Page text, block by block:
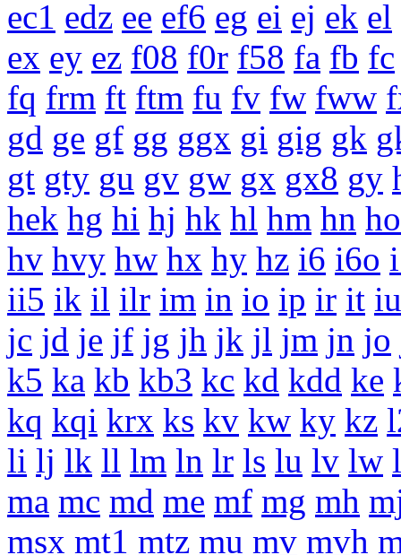
ec1 edz ee ef6 eg ei ej ek el
ex ey ez f08 f0r f58 fa fb fc
fq frm ft ftm fu fv fw fww
gd ge gf gg ggx gi gig gk
gt gty gu gv gw gx gx8 gy
hek hg hi hj hk hl hm hn ho
hv hvy hw hx hy hz i6 i6o
ii5 ik il ilr im in io ip ir it iu
jc jd je jf jg jh jk jl jm jn jo
k5 ka kb kb3 kc kd kdd ke
kq kqi krx ks kv kw ky kz
li lj lk ll lm ln lr ls lu lv lw
ma mc md me mf mg mh
msx mt1 mtz mu mv mvh